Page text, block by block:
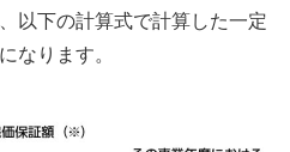
以下の計算式で計算した一定
なります。